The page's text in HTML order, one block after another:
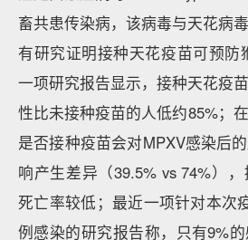
畜共患传染病，该病毒与天花病
有研究证明接种天花疫苗可预防
一项研究报告显示，接种天花疫
性比未接种疫苗的人低约85%；
是否接种疫苗会对MPXV感染后
响产生差异（39.5% vs 74%）
死亡率较低；最近一项针对本次
例感染的研究报告称，只有9%